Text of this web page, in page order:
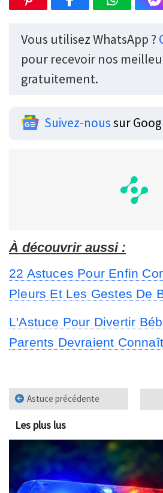
Vous utilisez WhatsApp ?
pour recevoir nos
gratuitement.
Suivez-noussur
À découvrir aussi :
22 Astuces Pour Enfin
Pleurs Et Les Gestes De
L'Astuce Pour Divertir
Parents Devraient
Astuce précédente
Les plus lus